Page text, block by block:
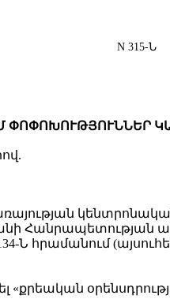
N 315-Ն
ՓՈՓՈԽՈՒԹՅՈՒՆՆԵՐ
Հանրապետության
Ն հրամանում
«քրեական